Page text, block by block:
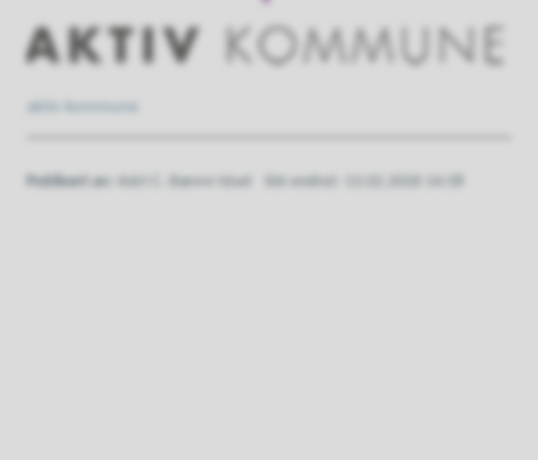
Publisert av Astri C. Bævre Istad